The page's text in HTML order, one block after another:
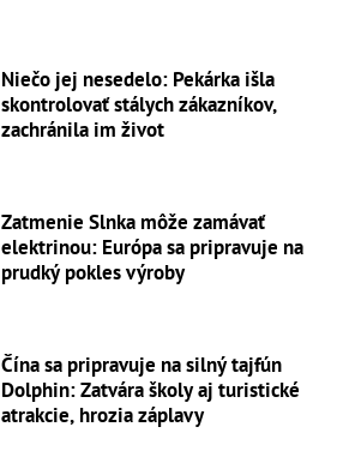
Niečo jej nesedelo: Pekárka išla
skontrolovať stálych zákazníkov,
zachránila im život
Zatmenie Slnka môže zamávať
elektrinou: Európa sa pripravuje na
prudký pokles výroby
Čína sa pripravuje na silný tajfún
Dolphin: Zatvára školy aj turistické
atrakcie, hrozia záplavy